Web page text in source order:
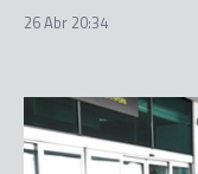
26 Abr 20:34